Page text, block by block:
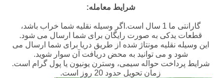
شرایط معامله:
گارانتی ما 1 سال است.اگر وسیله نقلیه شما خراب باشد،
قطعات یدکی به صورت رایگان برای شما ارسال می شود.
این وسیله نقلیه مونتاژ شده از طریق دریا برای شما ارسال می
شود و می توانید به محض دریافت آن سوار شوید.
شرایط پرداخت حواله سیمی، وسترن یونیون یا پول گرام است.
زمان تحویل حدود 20 روز است.